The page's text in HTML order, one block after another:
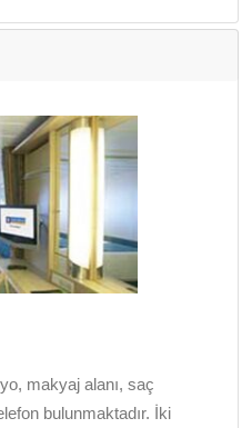
makyaj alanı, saç
bulunmaktadır. İki